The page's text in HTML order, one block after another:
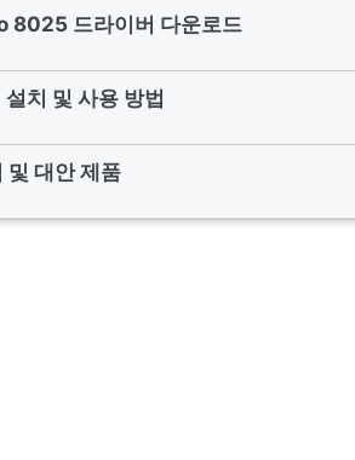
8025 드라이버 다운로드
치 및 사용 방법
및 대안 제품